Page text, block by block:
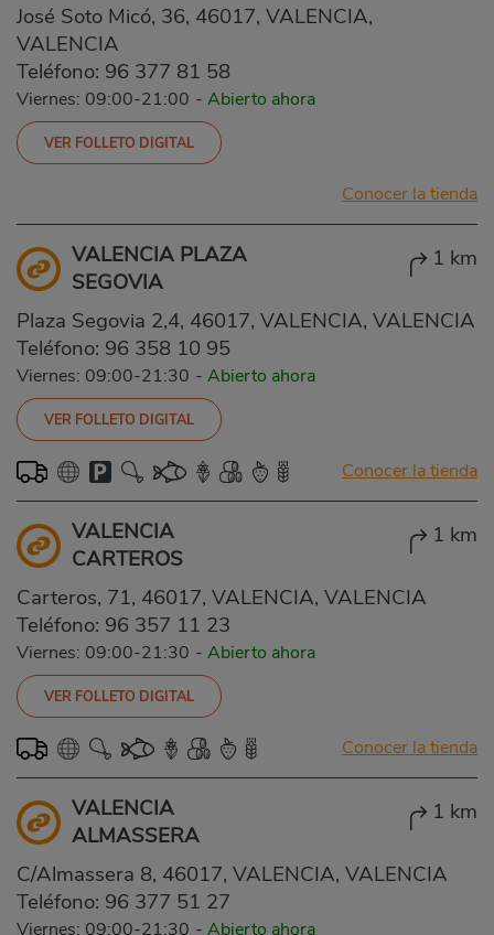
José Soto Micó, 36, 46017, VALENCIA,
VALENCIA
Teléfono: 96 377 81 58
Viernes: 09:00-21:00 - Abierto ahora
VER FOLLETO DIGITAL
Conocer la tienda
VALENCIA PLAZA
SEGOVIA
1 km
Plaza Segovia 2,4, 46017, VALENCIA, VALENCIA
Teléfono: 96 358 10 95
Viernes: 09:00-21:30 - Abierto ahora
VER FOLLETO DIGITAL
Conocer la tienda
VALENCIA
CARTEROS
1 km
Carteros, 71, 46017, VALENCIA, VALENCIA
Teléfono: 96 357 11 23
Viernes: 09:00-21:30 - Abierto ahora
VER FOLLETO DIGITAL
Conocer la tienda
VALENCIA
ALMASSERA
1 km
C/Almassera 8, 46017, VALENCIA, VALENCIA
Teléfono: 96 377 51 27
Viernes: 09:00-21:30 - Abierto ahora